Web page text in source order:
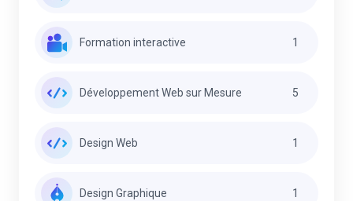
Formation interactive 1
Développement Web sur Mesure 5
Design Web 1
Design Graphique 1